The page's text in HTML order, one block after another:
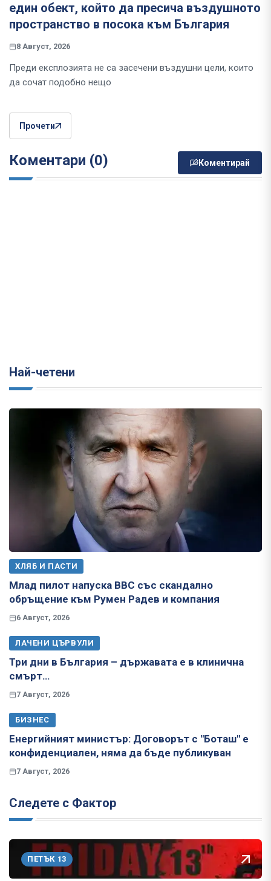
един обект, който да пресича въздушното
пространство в посока към България
8 Август, 2026
Преди експлозията не са засечени въздушни цели, които
да сочат подобно нещо
Прочети
Коментари (0) Коментирай
Най-четени
ХЛЯБ И ПАСТИ
Млад пилот напуска ВВС със скандално
обръщение към Румен Радев и компания
6 Август, 2026
ЛАЧЕНИ ЦЪРВУЛИ
Три дни в България – държавата е в клинична
смърт…
7 Август, 2026
БИЗНЕС
Енергийният министър: Договорът с "Боташ" е
конфиденциален, няма да бъде публикуван
7 Август, 2026
Следете с Фактор
ПЕТЪК 13